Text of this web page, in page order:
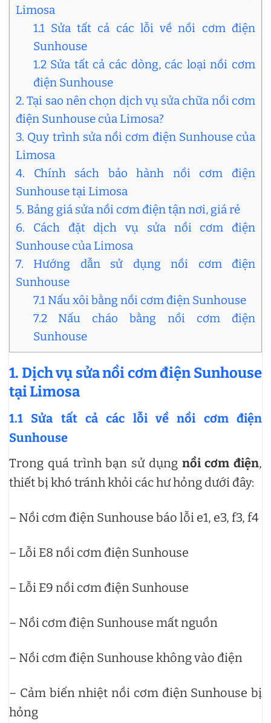
Limosa
1.1 Sửa tất cả các lỗi về nồi cơm điện
Sunhouse
1.2 Sửa tất cả các dòng, các loại nồi cơm
điện Sunhouse
2. Tại sao nên chọn dịch vụ sửa chữa nồi cơm
điện Sunhouse của Limosa?
3. Quy trình sửa nồi cơm điện Sunhouse của
Limosa
4. Chính sách bảo hành nồi cơm điện
Sunhouse tại Limosa
5. Bảng giá sửa nồi cơm điện tận nơi, giá rẻ
6. Cách đặt dịch vụ sửa nồi cơm điện
Sunhouse của Limosa
7. Hướng dẫn sử dụng nồi cơm điện
Sunhouse
7.1 Nấu xôi bằng nồi cơm điện Sunhouse
7.2 Nấu cháo bằng nồi cơm điện
Sunhouse
1. Dịch vụ sửa nồi cơm điện Sunhouse
tại Limosa
1.1 Sửa tất cả các lỗi về nồi cơm điện
Sunhouse
Trong quá trình bạn sử dụng nồi cơm điện,
thiết bị khó tránh khỏi các hư hỏng dưới đây:
– Nồi cơm điện Sunhouse báo lỗi e1, e3, f3, f4
– Lỗi E8 nồi cơm điện Sunhouse
– Lỗi E9 nồi cơm điện Sunhouse
– Nồi cơm điện Sunhouse mất nguồn
– Nồi cơm điện Sunhouse không vào điện
– Cảm biến nhiệt nồi cơm điện Sunhouse bị
hỏng